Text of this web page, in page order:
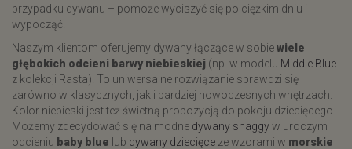
przypadku dywanu – pomoże wyciszyć się po ciężkim dniu i
wypocząć.
Naszym klientom oferujemy dywany łączące w sobiewiele
głębokich odcieni barwy niebieskiej (np. w modelu Middle Blue
z kolekcji Rasta). To uniwersalne rozwiązanie sprawdzi się
zarówno w klasycznych, jak i bardziej nowoczesnych wnętrzach.
Kolor niebieski jest też świetną propozycją do pokoju dziecięcego.
Możemy zdecydować się na modne dywany shaggyw uroczym
odcieniu baby blue lub dywany dziecięce ze wzorami w morskie